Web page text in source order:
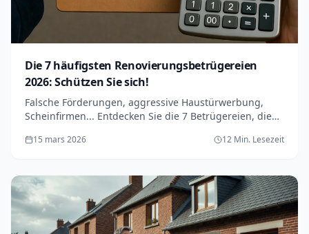
Die 7 häufigsten Renovierungsbetrügereien
2026: Schützen Sie sich!
Falsche Förderungen, aggressive Haustürwerbung,
Scheinfirmen... Entdecken Sie die 7 Betrügereien, die
vermeiden. Vollständiger Leitfaden.
15 mars 2026 12 Min. Lesezeit